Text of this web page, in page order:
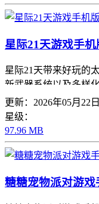
星际21天游戏手机
星际21天带来好玩的
新武器系统以及多样
队，坚持21天，守护
的英雄。 星际21天游
更新：2026年05月22日
星级：
97.96 MB
糖糖宠物派对游戏